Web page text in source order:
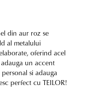
din aur roz se
al metalului
oferind acel
un accent
si adauga
perfect cu TEILOR!